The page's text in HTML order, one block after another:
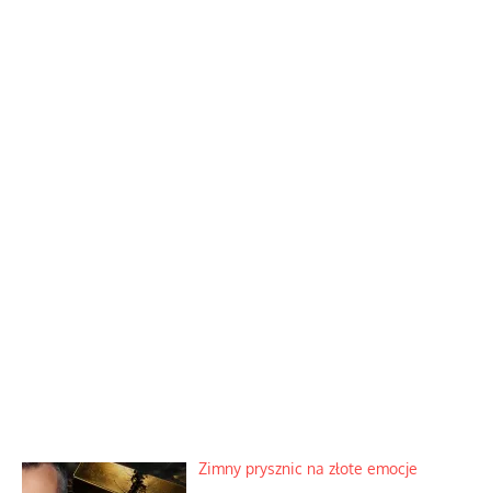
Zimny prysznic na złote emocje